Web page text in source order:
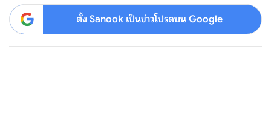
ตั้ง Sanook เป็นข่าวโปรดบน Google